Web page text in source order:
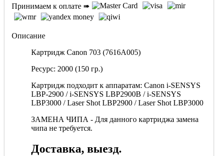
Принимаем к оплате ➠
Описание
Картридж Canon 703 (7616A005)
Ресурс: 2000 (150 гр.)
Картридж подходит к аппаратам: Canon i-SENSYS
LBP-2900 / i-SENSYS LBP2900B / i-SENSYS
LBP3000 / Laser Shot LBP2900 / Laser Shot LBP3000
ЗАМЕНА ЧИПА - Для данного картриджа замена
чипа не требуется.
Доставка, выезд.